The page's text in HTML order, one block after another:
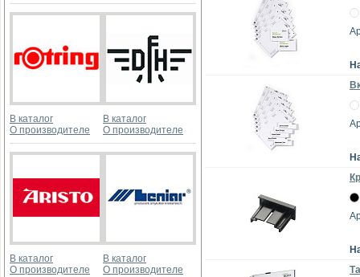
В каталог
О производителе
В каталог
О производителе
В каталог
О производителе
В каталог
О производителе